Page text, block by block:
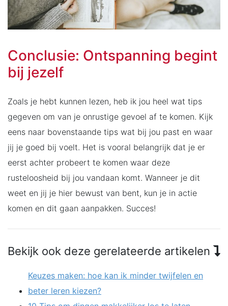
Conclusie: Ontspanning begint
bij jezelf
Zoals je hebt kunnen lezen, heb ik jou heel wat tips
gegeven om van je onrustige gevoel af te komen. Kijk
eens naar bovenstaande tips wat bij jou past en waar
jij je goed bij voelt. Het is vooral belangrijk dat je er
eerst achter probeert te komen waar deze
rusteloosheid bij jou vandaan komt. Wanneer je dit
weet en jij je hier bewust van bent, kun je in actie
komen en dit gaan aanpakken. Succes!
Bekijk ook deze gerelateerde artikelen
Keuzes maken: hoe kan ik minder twijfelen en
beter leren kiezen?